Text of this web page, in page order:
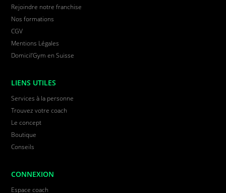
Rejoindre notre franchise
Nos formations
CGV
Mentions Légales
Domicil’Gym en Suisse
LIENS UTILES
Services à la personne
Trouvez votre coach
Le concept
Boutique
Conseils
CONNEXION
Espace coach